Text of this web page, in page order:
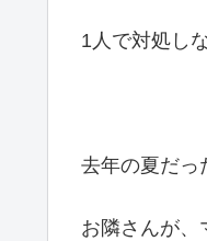
1人で対処し
去年の夏だっ
お隣さんが、